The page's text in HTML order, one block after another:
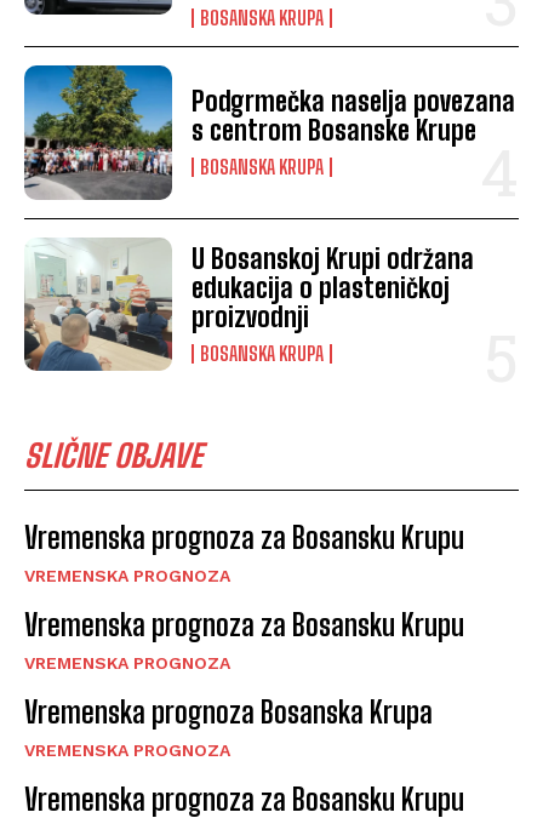
BOSANSKA KRUPA
Podgrmečka naselja povezana
s centrom Bosanske Krupe
BOSANSKA KRUPA
U Bosanskoj Krupi održana
edukacija o plasteničkoj
proizvodnji
BOSANSKA KRUPA
SLIČNE OBJAVE
Vremenska prognoza za Bosansku Krupu
VREMENSKA PROGNOZA
Vremenska prognoza za Bosansku Krupu
VREMENSKA PROGNOZA
Vremenska prognoza Bosanska Krupa
VREMENSKA PROGNOZA
Vremenska prognoza za Bosansku Krupu